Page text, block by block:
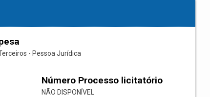
- Pessoa Jurídica
Número Processo licitatório
NÃO DISPONÍVEL